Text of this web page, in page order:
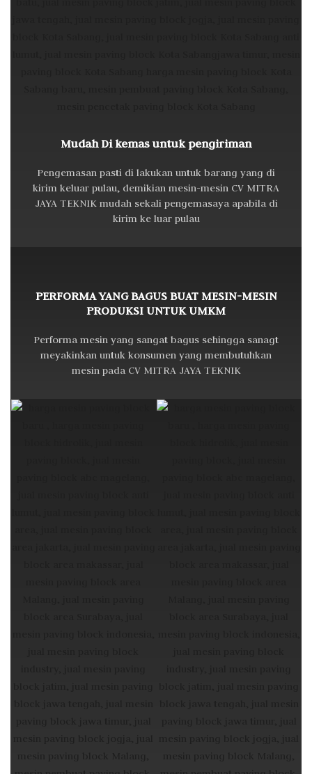
Mudah Di kemas untuk pengiriman
Pengemasan pasti di lakukan untuk barang yang di
kirim keluar pulau, demikian mesin-mesin CV MITRA
JAYA TEKNIK mudah sekali pengemasaya apabila di
kirim ke luar pulau
PERFORMA YANG BAGUS BUAT MESIN-MESIN
PRODUKSI UNTUK UMKM
Performa mesin yang sangat bagus sehingga sanagt
meyakinkan untuk konsumen yang membutuhkan
mesin pada CV MITRA JAYA TEKNIK